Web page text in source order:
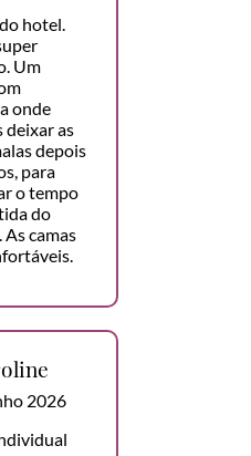
hotel.
Um
onde
deixar as
depois
para
o tempo
do
camas
2026